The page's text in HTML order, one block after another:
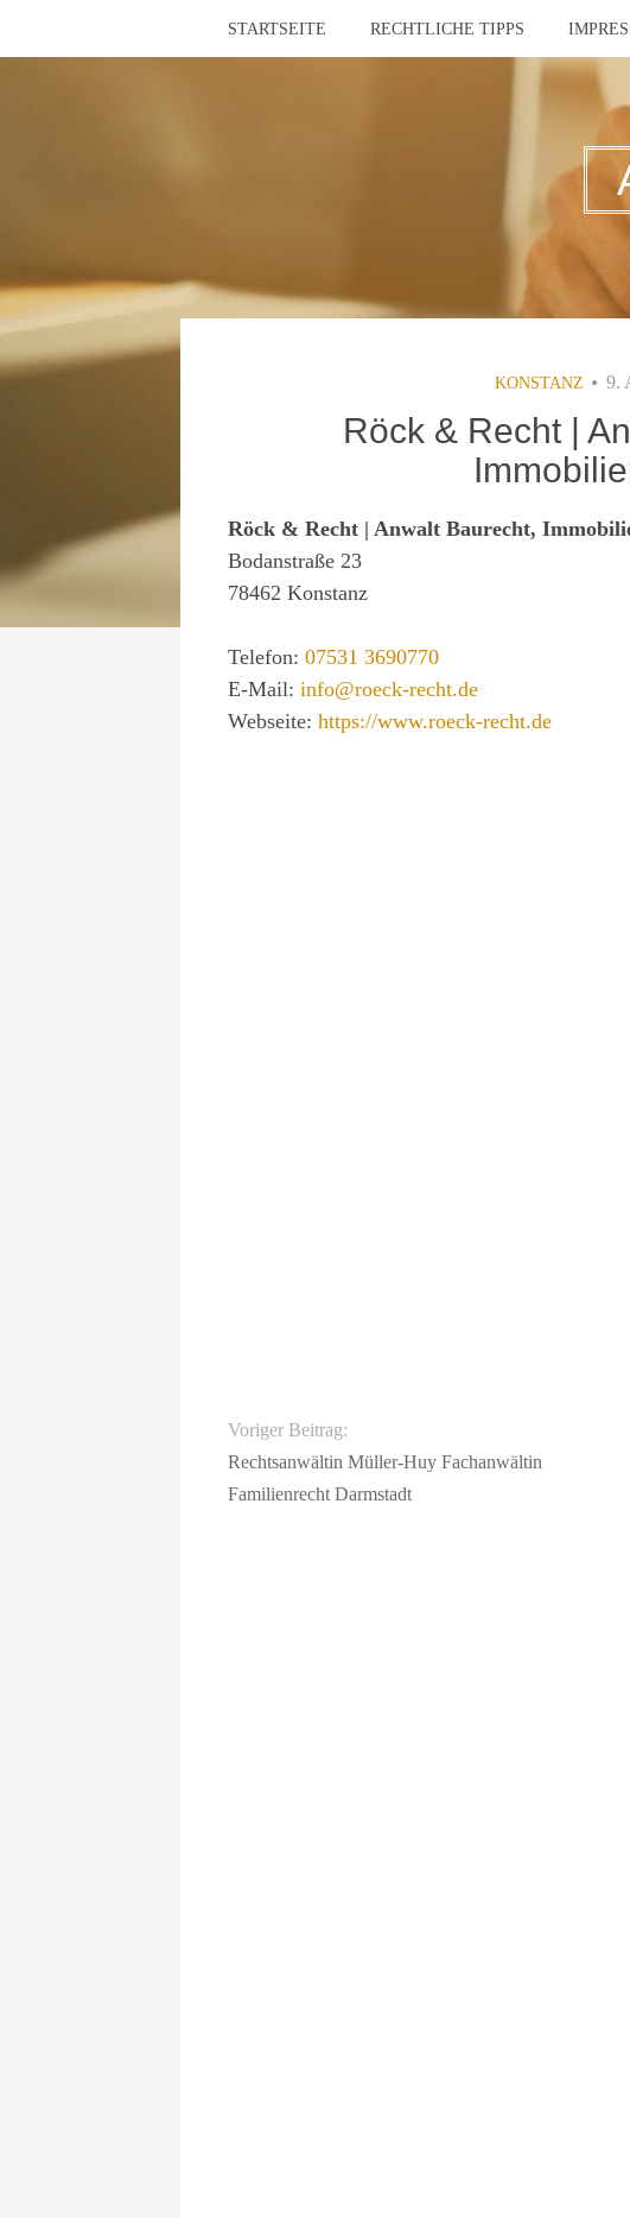
STARTSEITE RECHTLICHE TIPPS
KONSTANZ 9.
Röck & Recht |
Röck & Recht | Anwalt Baurecht,
Bodanstraße 23
78462 Konstanz
Telefon: 07531 3690770
E-Mail: info@roeck-recht.de
Webseite: https://www.roeck-recht.de
Voriger Beitrag:
Rechtsanwältin Müller-Huy Fachanwältin
Familienrecht Darmstadt